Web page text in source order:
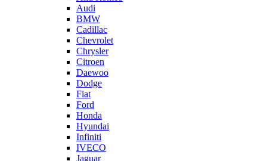
Audi
BMW
Cadillac
Chevrolet
Chrysler
Citroen
Daewoo
Dodge
Fiat
Ford
Honda
Hyundai
Infiniti
IVECO
Jaguar